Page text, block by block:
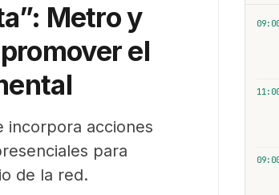
Metro y
el
incorpora acciones
para
de la red.